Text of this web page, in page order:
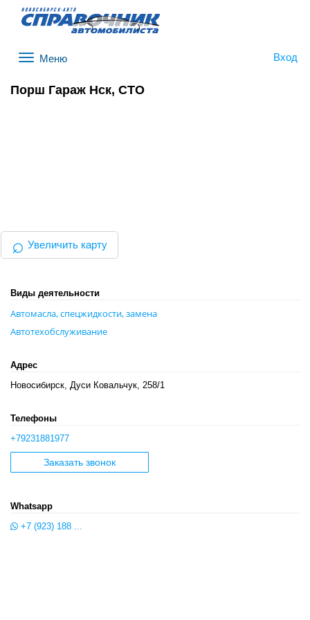
Вход
Порш Гараж Нск, СТО
⌕ Увеличить карту
Виды деятельности
Автомасла, спецжидкости, замена
Автотехобслуживание
Адрес
Новосибирск, Дуси Ковальчук, 258/1
Телефоны
+79231881977
Заказать звонок
Whatsapp
+7 (923) 188 ...